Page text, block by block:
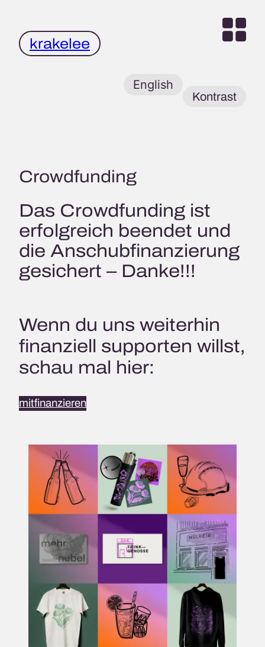
springenkrakelee
English
Kontrast
Crowdfunding
Das Crowdfunding ist
erfolgreich beendet und
die Anschubfinanzierung
gesichert – Danke!!!
Wenn du uns weiterhin
finanziell supporten willst,
schau mal hier:
mitfinanzieren